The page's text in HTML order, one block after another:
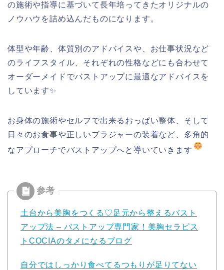
の施術や指導に基づいて長年培ってきたオリジナルの
ノウハウを詰め込んだものになります。
体型や年齢、体質別のアドバイスや、お仕事状況など
のライフスタイル、それぞれの性格などにも合わせて
オーダーメイドでバストアップに最適なアドバイスを
しています✨
お身体の施術やセルフで出来るおっぱい整体、そして
日々のお食事や正しいブラジャーの装着など、多角的
なアプローチでバストアップへと導いていきます
土台から美胸をつくる♡足元から整えるバスト
アップ法 – バストアップ専門家！美胸セラピス
トCOCIAのタメになるブログ
自分ではしっかり食べてるつもりが足りてない